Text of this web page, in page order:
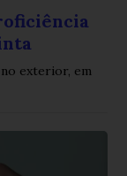
exterior, em